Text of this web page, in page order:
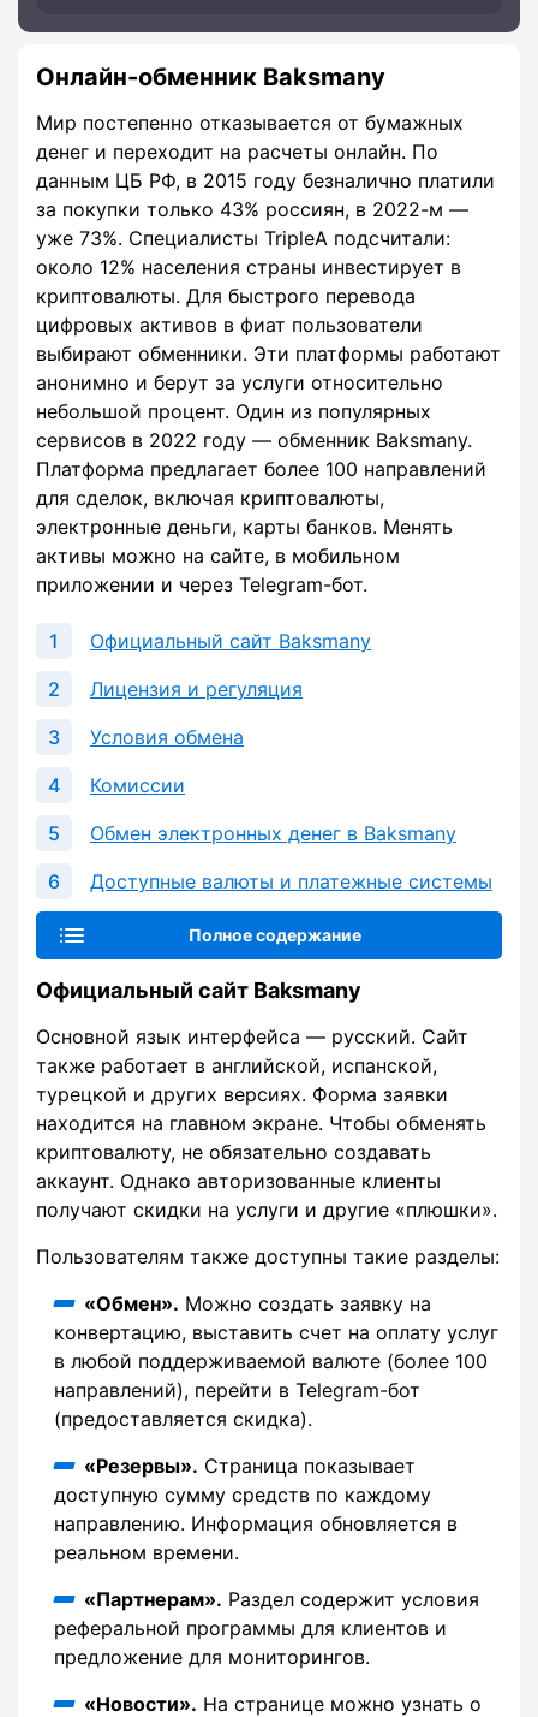
Онлайн-обменник Baksmany
Мир постепенно отказывается от бумажных
денег и переходит на расчеты онлайн. По
данным ЦБ РФ, в 2015 году безналично платили
за покупки только 43% россиян, в 2022-м —
уже 73%. Специалисты TripleA подсчитали:
около 12% населения страны инвестирует в
криптовалюты. Для быстрого перевода
цифровых активов в фиат пользователи
выбирают обменники. Эти платформы работают
анонимно и берут за услуги относительно
небольшой процент. Один из популярных
сервисов в 2022 году — обменник Baksmany.
Платформа предлагает более 100 направлений
для сделок, включая криптовалюты,
электронные деньги, карты банков. Менять
активы можно на сайте, в мобильном
приложении и через Telegram-бот.
Официальный сайт Baksmany
Лицензия и регуляция
Условия обмена
Комиссии
Обмен электронных денег в Baksmany
Доступные валюты и платежные системы
Полное содержание
Официальный сайт Baksmany
Основной язык интерфейса — русский. Сайт
также работает в английской, испанской,
турецкой и других версиях. Форма заявки
находится на главном экране. Чтобы обменять
криптовалюту, не обязательно создавать
аккаунт. Однако авторизованные клиенты
получают скидки на услуги и другие «плюшки».
Пользователям также доступны такие разделы:
«Обмен». Можно создать заявку на
конвертацию, выставить счет на оплату услуг
в любой поддерживаемой валюте (более 100
направлений), перейти в Telegram-бот
(предоставляется скидка).
«Резервы». Страница показывает
доступную сумму средств по каждому
направлению. Информация обновляется в
реальном времени.
«Партнерам». Раздел содержит условия
реферальной программы для клиентов и
предложение для мониторингов.
«Новости». На странице можно узнать о